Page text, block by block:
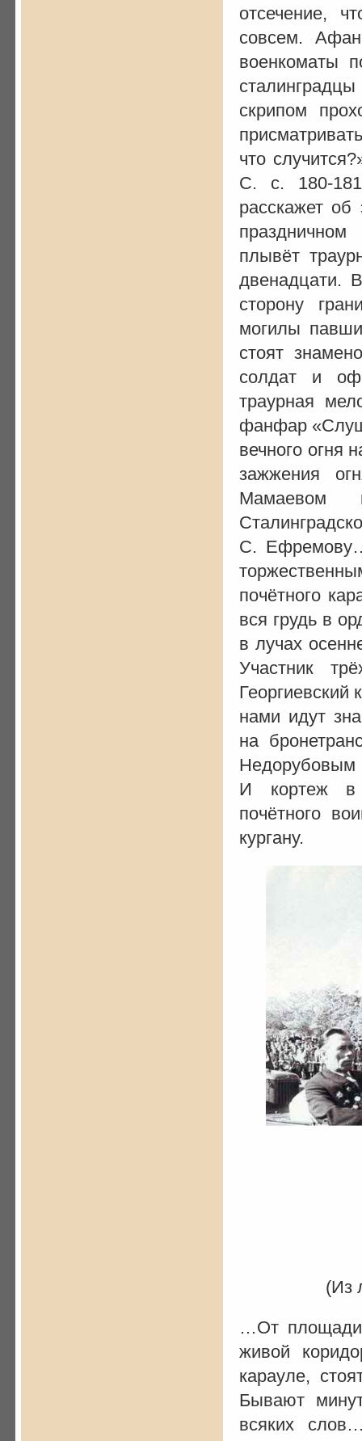
отсечение,
совсем.
военкоматы
скрипом
что
С. с. 180-
расскажет
плывёт
двенадцати.
сторону
могилы
стоят
солдат и
траурная
фанфар
вечного огня
зажжения
Мамаевом
С.
почётного
вся грудь в
в лучах
Участник
нами идут
на
Недорубовым
И кортеж в
почётного
кургану.
(Из
…От площади
живой
карауле,
Бывают
всяких